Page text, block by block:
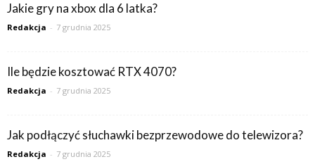
Jakie gry na xbox dla 6 latka?
Redakcja - 7 grudnia 2025
Ile będzie kosztować RTX 4070?
Redakcja - 7 grudnia 2025
Jak podłączyć słuchawki bezprzewodowe do telewizora?
Redakcja - 7 grudnia 2025